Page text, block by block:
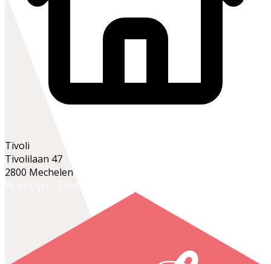
Tivoli
Tivolilaan 47
2800 Mechelen